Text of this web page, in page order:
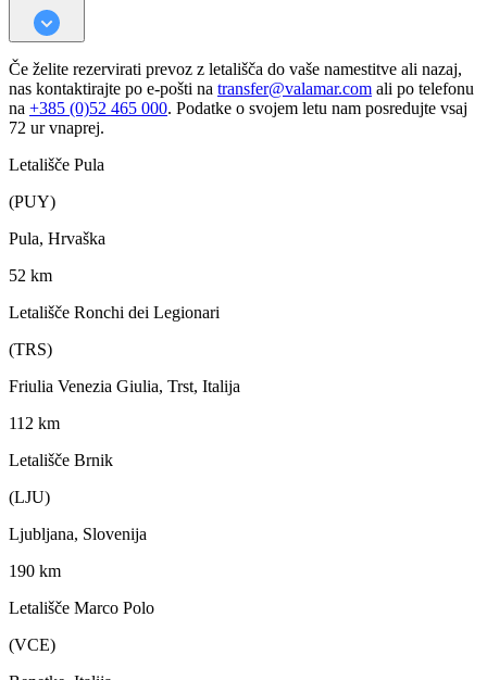
Če želite rezervirati prevoz z letališča do vaše namestitve ali nazaj,
nas kontaktirajte po e-pošti na transfer@valamar.com ali po telefonu
na +385 (0)52 465 000. Podatke o svojem letu nam posredujte vsaj
72 ur vnaprej.
Letališče Pula
(PUY)
Pula, Hrvaška
52 km
Letališče Ronchi dei Legionari
(TRS)
Friulia Venezia Giulia, Trst, Italija
112 km
Letališče Brnik
(LJU)
Ljubljana, Slovenija
190 km
Letališče Marco Polo
(VCE)